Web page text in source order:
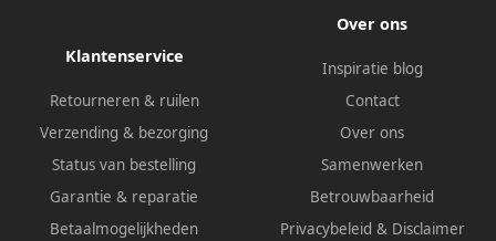
Klantenservice
Retourneren & ruilen
Verzending & bezorging
Status van bestelling
Garantie & reparatie
Betaalmogelijkheden
Over ons
Inspiratie blog
Contact
Over ons
Samenwerken
Betrouwbaarheid
Privacybeleid & Disclaimer